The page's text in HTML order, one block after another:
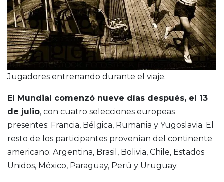
Jugadores entrenando durante el viaje.
El Mundial comenzó nueve días después, el 13
de julio, con cuatro selecciones europeas
presentes: Francia, Bélgica, Rumania y Yugoslavia. El
resto de los participantes provenían del continente
americano: Argentina, Brasil, Bolivia, Chile, Estados
Unidos, México, Paraguay, Perú y Uruguay.